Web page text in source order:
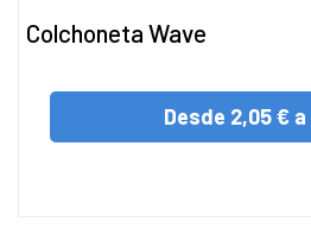
Colchoneta Wave
Desde 2,05 € a